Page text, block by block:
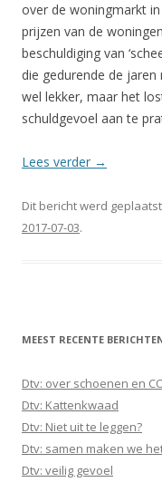
over de woningmarkt
prijzen van de
beschuldiging van
die gedurende de
wel lekker, maar het
schuldgevoel aan te
Lees verder →
Dit bericht werd
2017-07-03.
MEEST RECENTE
Dtv: over schoenen en
Dtv: Kattenkwaad
Dtv: Niet uit te leggen?
Dtv: samen maken we
Dtv: veilig gevoel